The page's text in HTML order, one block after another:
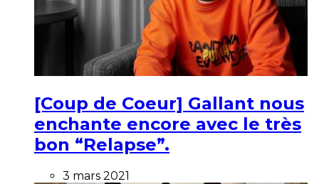
[Coup de Coeur] Gallant nous
enchante encore avec le très
bon “Relapse”.
3 mars 2021